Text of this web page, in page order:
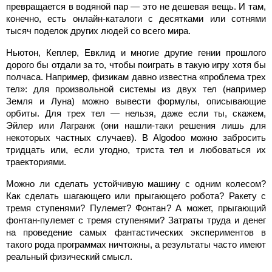
превращается в водяной пар — это не дешевая вещь. И там,
конечно, есть онлайн-каталоги с десятками или сотнями
тысяч поделок других людей со всего мира.
Ньютон, Кеплер, Евклид и многие другие гении прошлого
дорого бы отдали за то, чтобы поиграть в такую игру хотя бы
полчаса. Например, физикам давно известна «проблема трех
тел»: для произвольной системы из двух тел (например
Земля и Луна) можно вывести формулы, описывающие
орбиты. Для трех тел — нельзя, даже если ты, скажем,
Эйлер или Лагранж (они нашли-таки решения лишь для
некоторых частных случаев). В Algodoo можно забросить
тридцать или, если угодно, триста тел и любоваться их
траекториями.
Можно ли сделать устойчивую машину с одним колесом?
Как сделать шагающего или прыгающего робота? Ракету с
тремя ступенями? Пулемет? Фонтан? А может, прыгающий
фонтан-пулемет с тремя ступенями? Затраты труда и денег
на проведение самых фантастических экспериментов в
такого рода программах ничтожны, а результаты часто имеют
реальный физический смысл.